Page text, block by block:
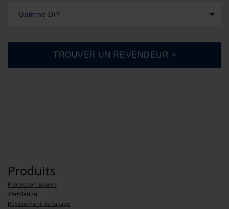
Gamme DIY
Produits
Protection solaire
Ventilation
Revêtement de façade